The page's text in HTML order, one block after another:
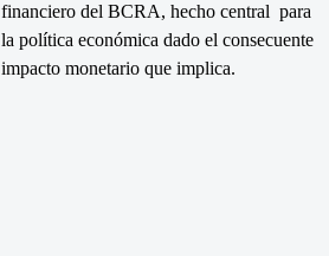
financiero del BCRA, hecho central para
la política económica dado el consecuente
impacto monetario que implica.